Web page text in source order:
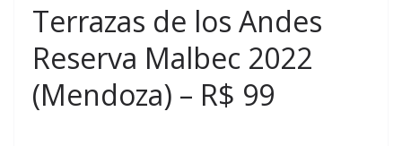
Terrazas de los Andes
Reserva Malbec 2022
(Mendoza) – R$ 99